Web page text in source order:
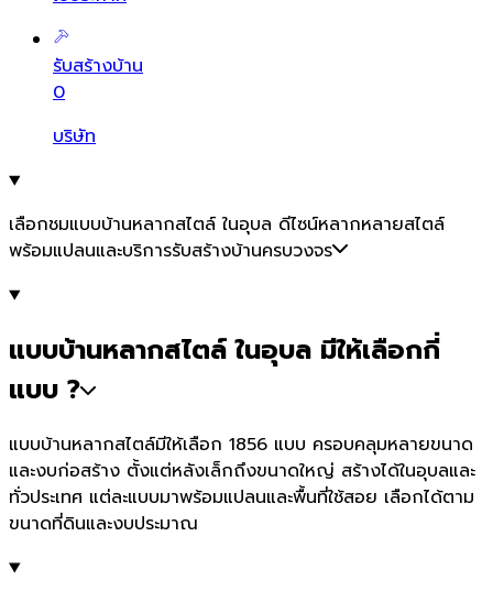
รับสร้างบ้าน
0
บริษัท
เลือกชมแบบบ้านหลากสไตล์ ในอุบล ดีไซน์หลากหลายสไตล์
พร้อมแปลนและบริการรับสร้างบ้านครบวงจร
แบบบ้านหลากสไตล์ ในอุบล มีให้เลือกกี่
แบบ ?
แบบบ้านหลากสไตล์มีให้เลือก 1856 แบบ ครอบคลุมหลายขนาด
และงบก่อสร้าง ตั้งแต่หลังเล็กถึงขนาดใหญ่ สร้างได้ในอุบลและ
ทั่วประเทศ แต่ละแบบมาพร้อมแปลนและพื้นที่ใช้สอย เลือกได้ตาม
ขนาดที่ดินและงบประมาณ